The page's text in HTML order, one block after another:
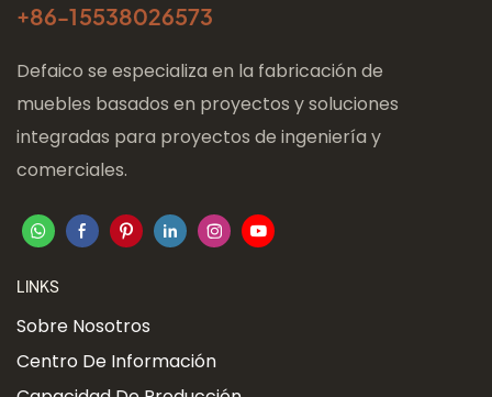
+86-15538026573
Defaico se especializa en la fabricación de
muebles basados ​​en proyectos y soluciones
integradas para proyectos de ingeniería y
comerciales.
LINKS
Sobre Nosotros
Centro De Información